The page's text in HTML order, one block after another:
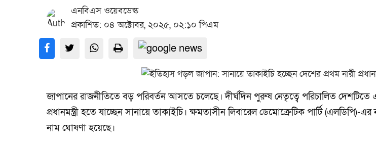
এনবিএস ওয়েবডেস্ক
প্রকাশিত: ০৪ অক্টোবর, ২০২৫, ০২:১০ পিএম
জাপানের রাজনীতিতে বড় পরিবর্তন আসতে চলেছে। দীর্ঘদিন পুরুষ নেতৃত্বে পরিচালিত দেশটিতে
প্রধানমন্ত্রী হতে যাচ্ছেন সানায়ে তাকাইচি। ক্ষমতাসীন লিবারেল ডেমোক্রেটিক পার্টি (এলডিপি)-
নাম ঘোষণা হয়েছে।